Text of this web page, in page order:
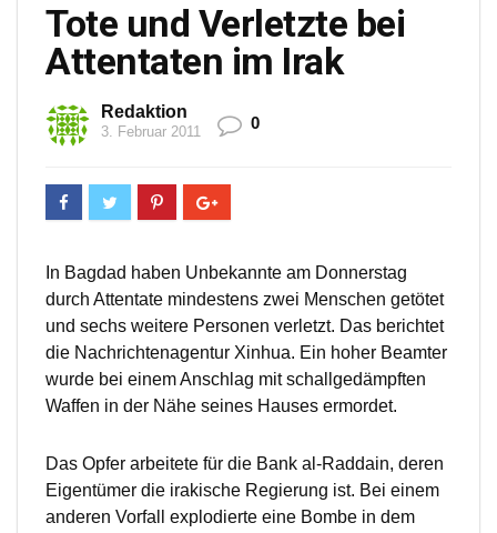
Tote und Verletzte bei
Attentaten im Irak
Redaktion
3. Februar 2011 0
In Bagdad haben Unbekannte am Donnerstag
durch Attentate mindestens zwei Menschen getötet
und sechs weitere Personen verletzt. Das berichtet
die Nachrichtenagentur Xinhua. Ein hoher Beamter
wurde bei einem Anschlag mit schallgedämpften
Waffen in der Nähe seines Hauses ermordet.
Das Opfer arbeitete für die Bank al-Raddain, deren
Eigentümer die irakische Regierung ist. Bei einem
anderen Vorfall explodierte eine Bombe in dem